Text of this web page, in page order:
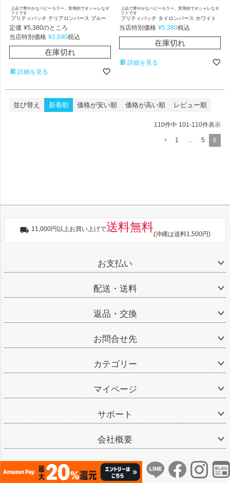
上品で華やかなベビーカラー。実用的でオシャレなギ
フトです
プリティパッチ テリアロンパース ブルー
定価 ¥5,380のところ
当店特別価格 ¥2,690税込
在庫切れ
詳細を見る
上品で華やかなベビーカラー。実用的でオシャレなギ
フトです
プリティパッチ タイロンパース ホワイト
当店特別価格 ¥5,380税込
在庫切れ
詳細を見る
並び替え 新着順 価格が安い順 価格が高い順 レビュー順
110件中 101 -110件表示
1 5 6
11,000円以上お買い上げで送料無料
(沖縄は送料1,500円)
お支払い
配送・送料
返品・交換
お問合せ先
カテゴリー
マイページ
サポート
会社概要